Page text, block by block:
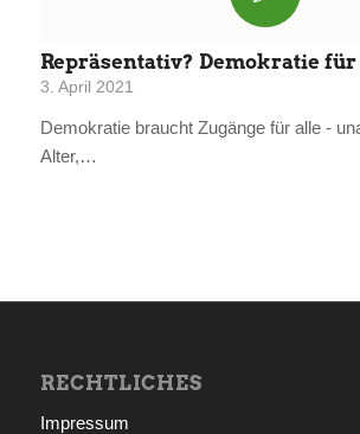
Repräsentativ? Demokratie für
3. April 2021
Demokratie braucht Zugänge für alle -
Alter,…
RECHTLICHES
Impressum